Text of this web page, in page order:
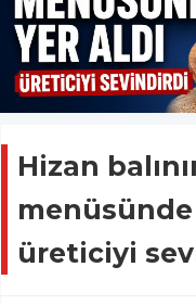
Hizan
menüsünde
üreticiyi